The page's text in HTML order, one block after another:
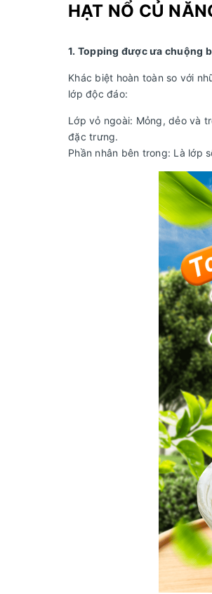
HẠT NỔ CỦ
1. Topping được ưa chuộng
Khác biệt hoàn toàn so với
lớp độc đáo:
Lớp vỏ ngoài: Mỏng, dẻo và
đặc trưng.
Phần nhân bên trong: Là lớp